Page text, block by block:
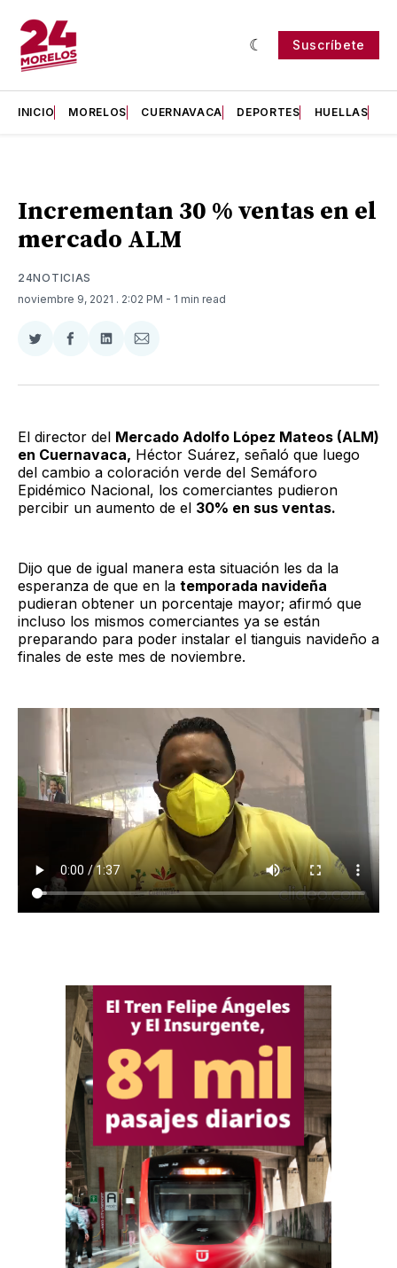
Suscríbete
INICIO MORELOS CUERNAVACA DEPORTES HUELLAS
Incrementan 30 % ventas en el
mercado ALM
24NOTICIAS
noviembre 9, 2021 . 2:02 PM - 1 min read
Compartir
Twitter
Compartir
Facebook
Compartir
LinkedIn
Compartir
Email
El director del Mercado Adolfo López Mateos (ALM)
en Cuernavaca, Héctor Suárez, señaló que luego
del cambio a coloración verde del Semáforo
Epidémico Nacional, los comerciantes pudieron
percibir un aumento de el 30% en sus ventas.
Dijo que de igual manera esta situación les da la
esperanza de que en la temporada navideña
pudieran obtener un porcentaje mayor; afirmó que
incluso los mismos comerciantes ya se están
preparando para poder instalar el tianguis navideño a
finales de este mes de noviembre.